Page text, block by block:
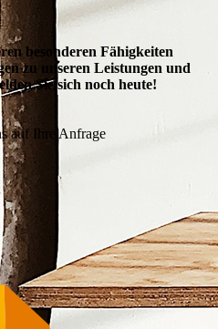
besonderen Fähigkeiten
zu unseren Leistungen und
Sie sich noch heute!
auf Ihre Anfrage